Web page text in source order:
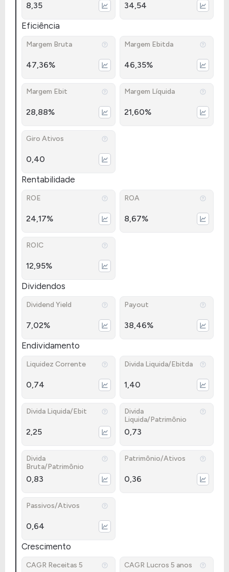
8,35 34,54
Eficiência
Margem Bruta
47,36%
Margem Ebitda
46,35%
Margem Ebit
28,88%
Margem Líquida
21,60%
Giro Ativos
0,40
Rentabilidade
ROE
24,17%
ROA
8,67%
ROIC
12,95%
Dividendos
Dividend Yield
7,02%
Payout
38,46%
Endividamento
Liquidez Corrente
0,74
Divida Liquida/Ebitda
1,40
Divida Liquida/Ebit
2,25
Divida
Liquida/Patrimônio
0,73
Divida
Bruta/Patrimônio
0,83
Patrimônio/Ativos
0,36
Passivos/Ativos
0,64
Crescimento
CAGR Receitas 5
CAGR Lucros 5 anos